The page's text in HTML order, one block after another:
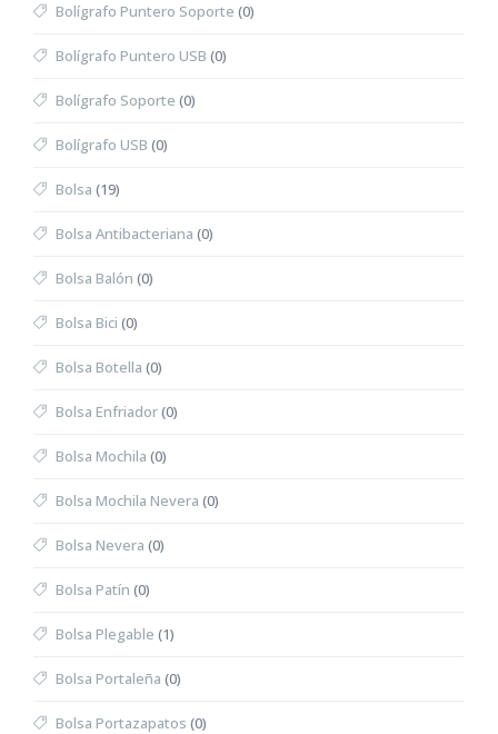
Bolígrafo Puntero Soporte (0)
Bolígrafo Puntero USB (0)
Bolígrafo Soporte (0)
Bolígrafo USB (0)
Bolsa (19)
Bolsa Antibacteriana (0)
Bolsa Balón (0)
Bolsa Bici (0)
Bolsa Botella (0)
Bolsa Enfriador(0)
Bolsa Mochila (0)
Bolsa Mochila Nevera (0)
Bolsa Nevera (0)
Bolsa Patín (0)
Bolsa Plegable (1)
Bolsa Portaleña (0)
Bolsa Portazapatos (0)